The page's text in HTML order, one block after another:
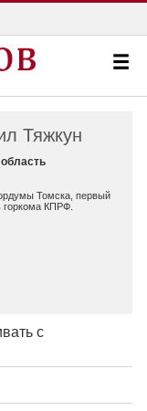
Тяжкун
Томска, первый
горкома КПРФ.
с